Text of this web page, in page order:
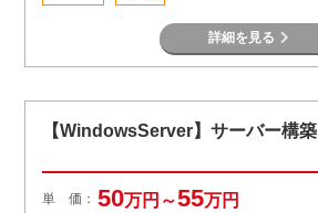
詳細を見る
【WindowsServer】サーバー構築
単 価： 50万円～55万円